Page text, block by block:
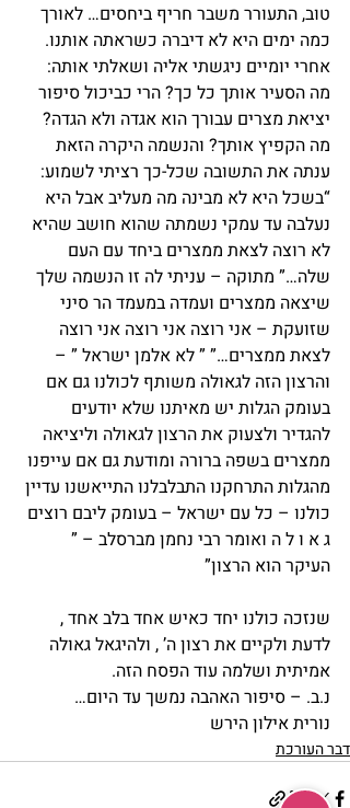
טוב, התעורר משבר חריף ביחסים… לאורך
כמה ימים היא לא דיברה כשראתה אותנו.
אחרי יומיים ניגשתי אליה ושאלתי אותה:
מה הסעיר אותך כל כך? הרי כביכול סיפור
יציאת מצרים עבורך הוא אגדה ולא הגדה?
מה הקפיץ אותך? והנשמה היקרה הזאת
ענתה את התשובה שכל-כך רציתי לשמוע:
“בשכל היא לא מבינה מה מעליב אבל היא
נעלבה עד עמקי נשמתה שהוא חושב שהיא
לא רוצה לצאת ממצרים ביחד עם העם
שלה…” מתוקה – עניתי לה זו הנשמה שלך
שיצאה ממצרים ועמדה במעמד הר סיני
שזועקת – אני רוצה אני רוצה אני רוצה
לצאת ממצרים…” ” לא אלמן ישראל ” –
והרצון הזה לגאולה משותף לכולנו גם אם
בעומק הגלות יש מאיתנו שלא יודעים
להגדיר ולצעוק את הרצון לגאולה וליציאה
ממצרים בשפה ברורה ומודעת גם אם עייפנו
מהגלות התרחקנו התבלבלנו התייאשנו עדיין
כולנו – כל עם ישראל – בעומק ליבם רוצים
ג א ו ל ה ואומר רבי נחמן מברסלב – ”
העיקר הוא הרצון”
שנזכה כולנו יחד כאיש אחד בלב אחד ,
לדעת ולקיים את רצון ה’ , ולהיגאל גאולה
אמיתית ושלמה עוד הפסח הזה.
נ.ב. – סיפור האהבה נמשך עד היום…
נורית אילון הירש
דבר העורכת